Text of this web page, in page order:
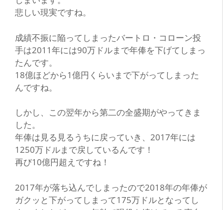
悲しい現実ですね。
成績不振に陥ってしまったバートロ・コローン投
手は2011年には90万ドルまで年俸を下げてしまっ
たんです。
18億ほどから1億円くらいまで下がってしまった
んですね。
しかし、この翌年から第二の全盛期がやってきま
した。
年俸は見る見るうちに戻っていき、2017年には
1250万ドルまで戻しているんです！
再び10億円超えですね！
2017年が落ち込んでしまったので2018年の年俸が
ガクッと下がってしまって175万ドルとなってし